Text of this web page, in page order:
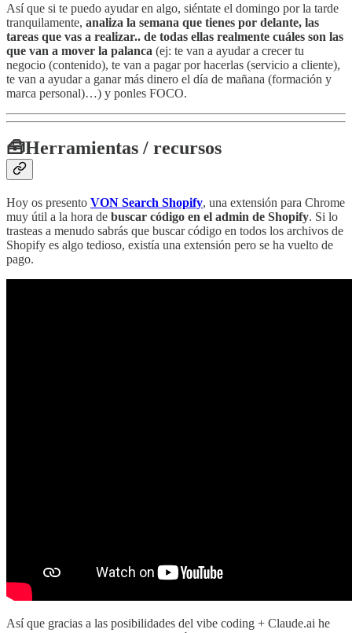
Así que si te puedo ayudar en algo, siéntate el domingo por la tarde
tranquilamente, analiza la semana que tienes por delante, las
tareas que vas a realizar.. de todas ellas realmente cuáles son las
que van a mover la palanca (ej: te van a ayudar a crecer tu
negocio (contenido), te van a pagar por hacerlas (servicio a cliente),
te van a ayudar a ganar más dinero el día de mañana (formación y
marca personal)…) y ponles FOCO.
🧰Herramientas / recursos
Hoy os presento VON Search Shopify, una extensión para Chrome
muy útil a la hora de buscar código en el admin de Shopify. Si lo
trasteas a menudo sabrás que buscar código en todos los archivos de
Shopify es algo tedioso, existía una extensión pero se ha vuelto de
pago.
Así que gracias a las posibilidades del vibe coding + Claude.ai he